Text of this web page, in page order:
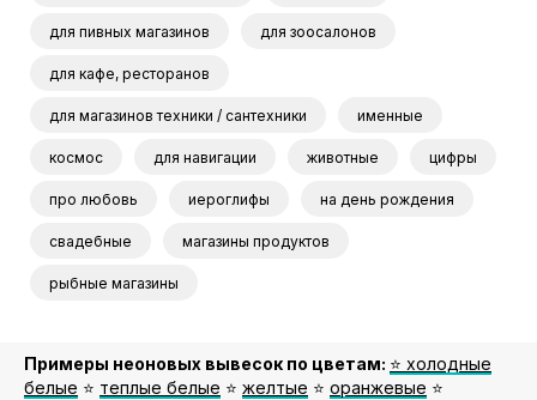
для пивных магазинов для зоосалонов
для кафе, ресторанов
для магазинов техники / сантехники именные
космос для навигации животные цифры
про любовь иероглифы на день рождения
свадебные магазины продуктов
рыбные магазины
Примеры неоновых вывесок по цветам: ⭐️ холодные
белые ⭐️ теплые белые ⭐️ желтые ⭐️ оранжевые ⭐️